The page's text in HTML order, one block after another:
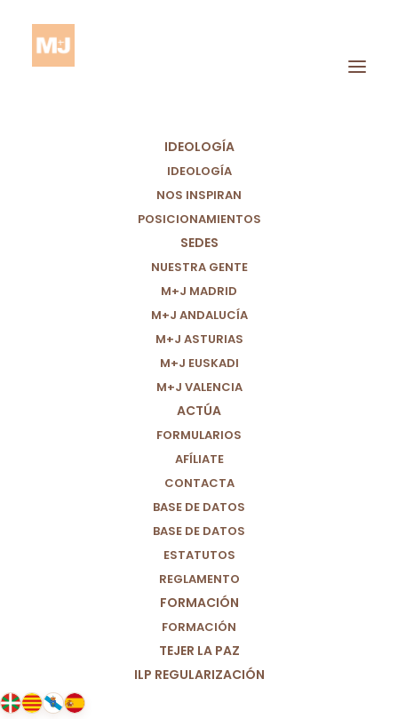
IDEOLOGÍA
IDEOLOGÍA
NOS INSPIRAN
POSICIONAMIENTOS
SEDES
NUESTRA GENTE
M+J MADRID
M+J ANDALUCÍA
M+J ASTURIAS
M+J EUSKADI
M+J VALENCIA
ACTÚA
FORMULARIOS
AFÍLIATE
CONTACTA
BASE DE DATOS
BASE DE DATOS
ESTATUTOS
REGLAMENTO
FORMACIÓN
FORMACIÓN
TEJER LA PAZ
ILP REGULARIZACIÓN
Especies